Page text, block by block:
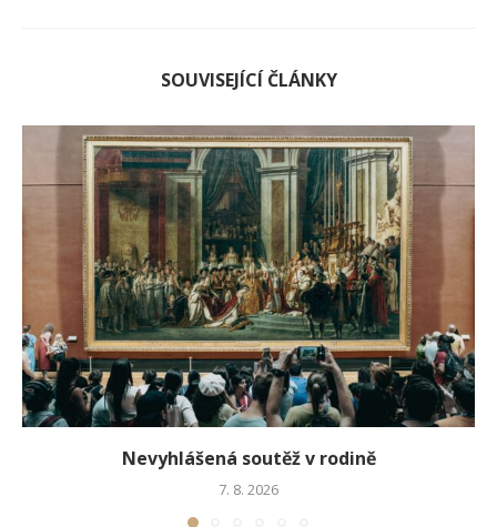
SOUVISEJÍCÍ ČLÁNKY
Nevyhlášená soutěž v rodině
7. 8. 2026